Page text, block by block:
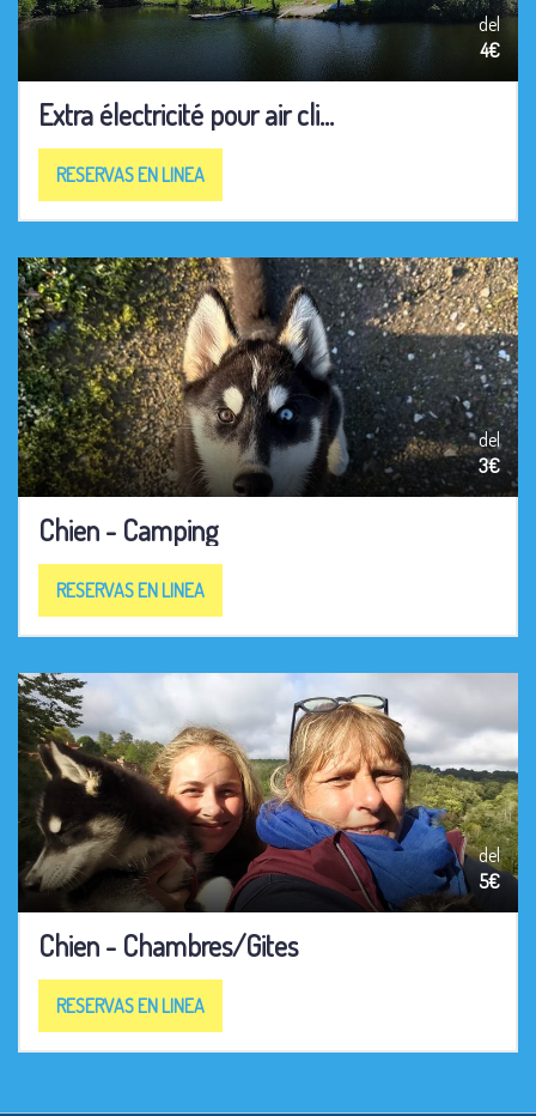
del
4€
Extra électricité pour air cli...
RESERVAS EN LINEA
del
3€
Chien - Camping
RESERVAS EN LINEA
del
5€
Chien - Chambres/Gites
RESERVAS EN LINEA